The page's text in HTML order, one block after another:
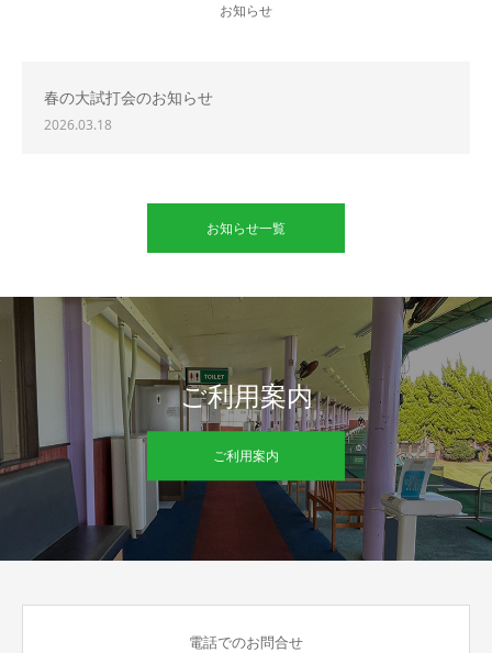
お知らせ
春の大試打会のお知らせ
2026.03.18
お知らせ一覧
ご利用案内
ご利用案内
電話でのお問合せ